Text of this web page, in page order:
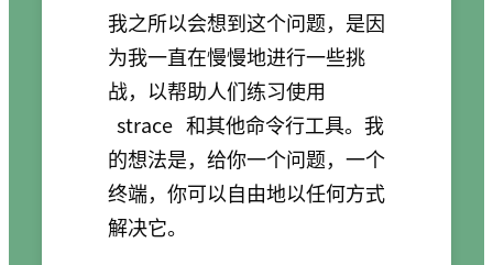
我之所以会想到这个问题，是因
为我一直在慢慢地进行一些挑
战，以帮助人们练习使用
strace 和其他命令行工具。我
的想法是，给你一个问题，一个
终端，你可以自由地以任何方式
解决它。